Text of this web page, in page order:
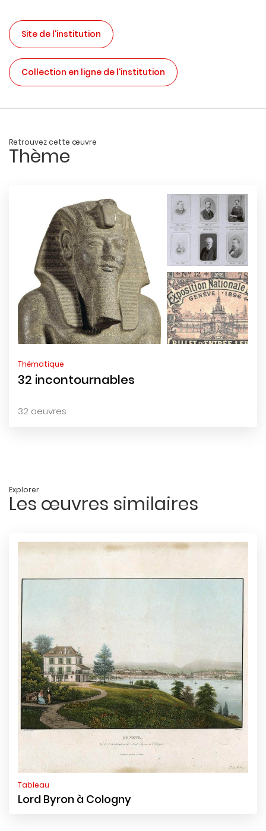
Site de l'institution
Collection en ligne de l'institution
Retrouvez cette œuvre
Thème
Thématique
32 incontournables
32 oeuvres
Explorer
Les œuvres similaires
Tableau
Lord Byron à Cologny